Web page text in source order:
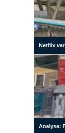
Netflix
Analyse: